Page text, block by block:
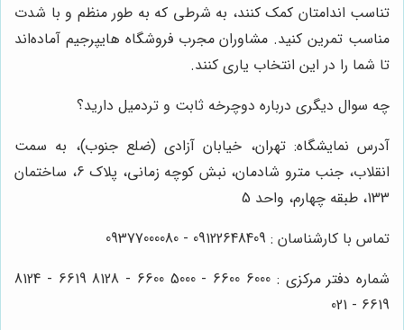
تناسب اندامتان کمک کنند، به شرطی که به طور منظم و با شدت
مناسب تمرین کنید. مشاوران مجرب فروشگاه هایپرجیم آماده‌اند
تا شما را در این انتخاب یاری کنند.
چه سوال دیگری درباره دوچرخه ثابت و تردمیل دارید؟
آدرس نمایشگاه: تهران، خیابان آزادی (ضلع جنوب)، به سمت
انقلاب، جنب مترو شادمان، نبش کوچه زمانی، پلاک 6، ساختمان
133، طبقه چهارم، واحد 5
تماس با کارشناسان : 09122648409 - 09377000080
شماره دفتر مرکزی : 6000 6600 - 5000 6600 - 8128 6619 - 8124
6619 - 021